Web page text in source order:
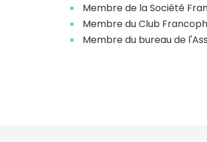
Membre de la Société
Membre du Club
Membre du bureau de